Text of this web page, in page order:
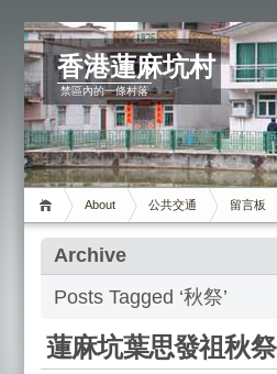
香港蓮麻坑村
禁區內的一條村落
About 公共交通 留言板
Archive
Posts Tagged ‘秋祭’
蓮麻坑葉思發祖秋祭